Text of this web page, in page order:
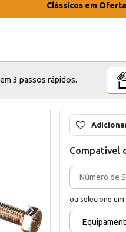
Clássicos em Oferta
3 passos rápidos.
Compativel
ou selecione